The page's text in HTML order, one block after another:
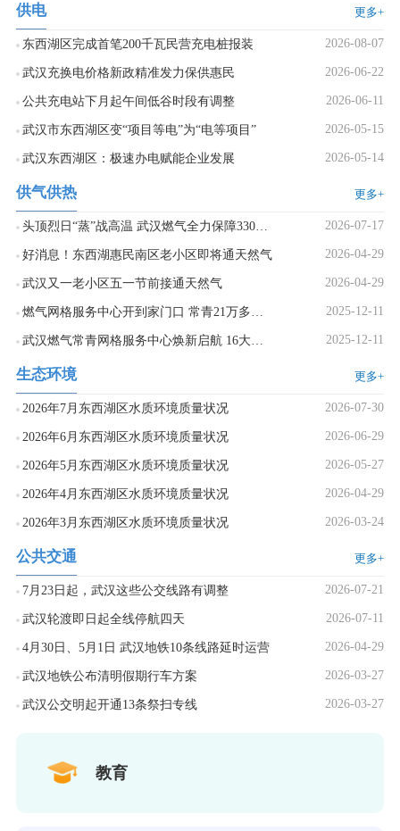
供电 更多+
东西湖区完成首笔200千瓦民营充电桩报装 2026-08-07
武汉充换电价格新政精准发力保供惠民 2026-06-22
公共充电站下月起午间低谷时段有调整 2026-06-11
武汉市东西湖区变“项目等电”为“电等项目” 2026-05-15
武汉东西湖区：极速办电赋能企业发展 2026-05-14
供气供热 更多+
2026-07-17
好消息！东西湖惠民南区老小区即将通天然气 2026-04-29
武汉又一老小区五一节前接通天然气 2026-04-29
2025-12-11
2025-12-11
生态环境 更多+
2026年7月东西湖区水质环境质量状况 2026-07-30
2026年6月东西湖区水质环境质量状况 2026-06-29
2026年5月东西湖区水质环境质量状况 2026-05-27
2026年4月东西湖区水质环境质量状况 2026-04-29
2026年3月东西湖区水质环境质量状况 2026-03-24
公共交通 更多+
7月23日起，武汉这些公交线路有调整 2026-07-21
武汉轮渡即日起全线停航四天 2026-07-11
4月30日、5月1日 武汉地铁10条线路延时运营 2026-04-29
武汉地铁公布清明假期行车方案 2026-03-27
武汉公交明起开通13条祭扫专线 2026-03-27
教育